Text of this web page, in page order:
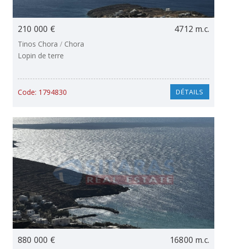
210 000 € 4712 m.c.
Tinos Chora / Chora
Lopin de terre
Code: 1794830 DÉTAILS
880 000 € 16800 m.c.